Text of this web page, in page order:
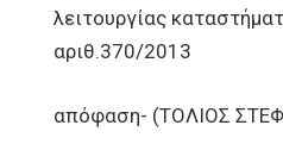
λειτουργίας
αριθ.370/2013
απόφαση- (ΤΟΛΙΟΣ